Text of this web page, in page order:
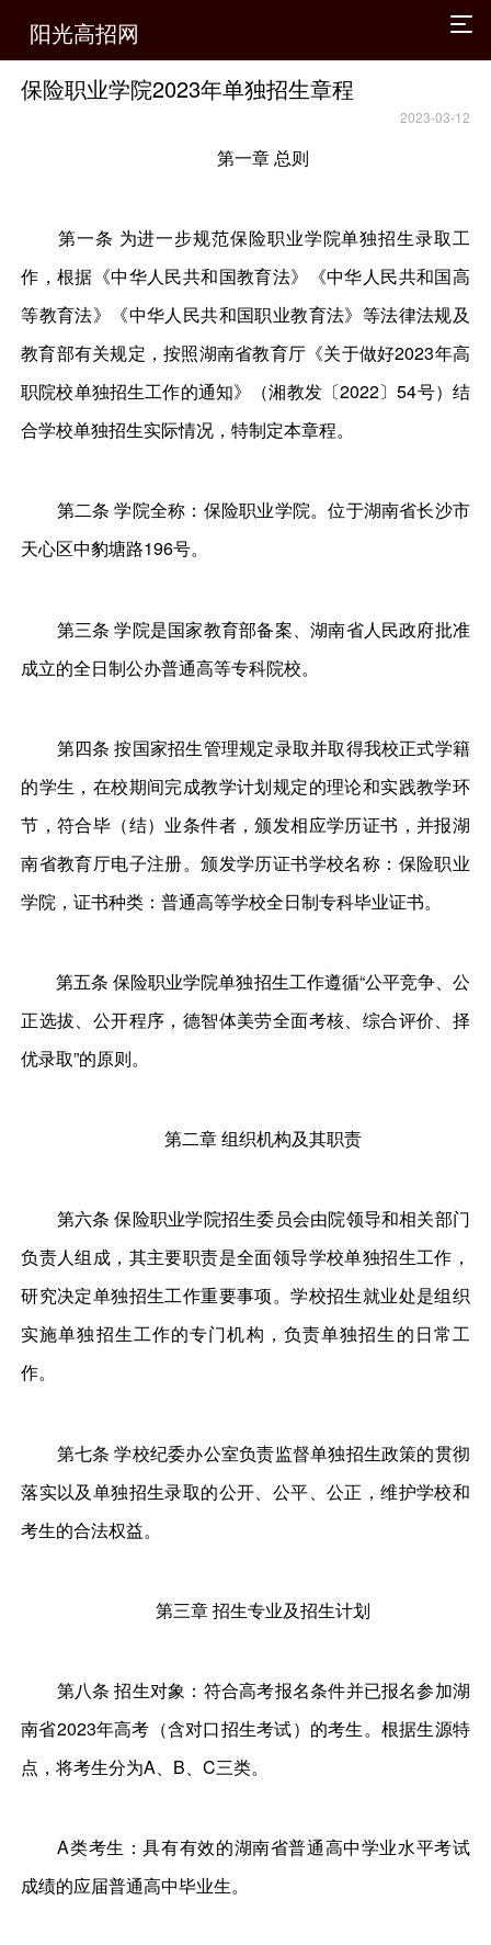
阳光高招网
保险职业学院2023年单独招生章程
2023-03-12
第一章 总则
第一条 为进一步规范保险职业学院单独招生录取工
作，根据《中华人民共和国教育法》《中华人民共和国高
等教育法》《中华人民共和国职业教育法》等法律法规及
教育部有关规定，按照湖南省教育厅《关于做好2023年高
职院校单独招生工作的通知》（湘教发〔2022〕54号）结
合学校单独招生实际情况，特制定本章程。
第二条 学院全称：保险职业学院。位于湖南省长沙市
天心区中豹塘路196号。
第三条 学院是国家教育部备案、湖南省人民政府批准
成立的全日制公办普通高等专科院校。
第四条 按国家招生管理规定录取并取得我校正式学籍
的学生，在校期间完成教学计划规定的理论和实践教学环
节，符合毕（结）业条件者，颁发相应学历证书，并报湖
南省教育厅电子注册。颁发学历证书学校名称：保险职业
学院，证书种类：普通高等学校全日制专科毕业证书。
第五条 保险职业学院单独招生工作遵循“公平竞争、公
正选拔、公开程序，德智体美劳全面考核、综合评价、择
优录取”的原则。
第二章 组织机构及其职责
第六条 保险职业学院招生委员会由院领导和相关部门
负责人组成，其主要职责是全面领导学校单独招生工作，
研究决定单独招生工作重要事项。学校招生就业处是组织
实施单独招生工作的专门机构，负责单独招生的日常工
作。
第七条 学校纪委办公室负责监督单独招生政策的贯彻
落实以及单独招生录取的公开、公平、公正，维护学校和
考生的合法权益。
第三章 招生专业及招生计划
第八条 招生对象：符合高考报名条件并已报名参加湖
南省2023年高考（含对口招生考试）的考生。根据生源特
点，将考生分为A、B、C三类。
A类考生：具有有效的湖南省普通高中学业水平考试
成绩的应届普通高中毕业生。